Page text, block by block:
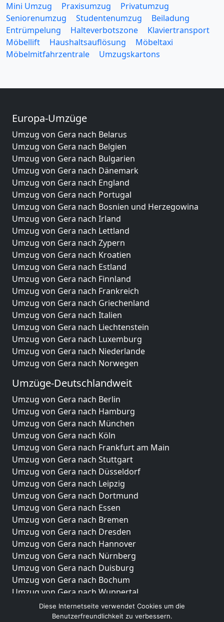
Mini Umzug
Praxisumzug
Privatumzug
Seniorenumzug
Studentenumzug
Beiladung
Entrümpelung
Halteverbotszone
Klaviertransport
Möbellift
Haushaltsauflösung
Möbeltaxi
Möbelmitfahrzentrale
Umzugskartons
Europa-Umzüge
Umzug von Gera nach Belarus
Umzug von Gera nach Belgien
Umzug von Gera nach Bulgarien
Umzug von Gera nach Dänemark
Umzug von Gera nach England
Umzug von Gera nach Portugal
Umzug von Gera nach Bosnien und Herzegowina
Umzug von Gera nach Irland
Umzug von Gera nach Lettland
Umzug von Gera nach Zypern
Umzug von Gera nach Kroatien
Umzug von Gera nach Estland
Umzug von Gera nach Finnland
Umzug von Gera nach Frankreich
Umzug von Gera nach Griechenland
Umzug von Gera nach Italien
Umzug von Gera nach Liechtenstein
Umzug von Gera nach Luxemburg
Umzug von Gera nach Niederlande
Umzug von Gera nach Norwegen
Umzüge-Deutschlandweit
Umzug von Gera nach Berlin
Umzug von Gera nach Hamburg
Umzug von Gera nach München
Umzug von Gera nach Köln
Umzug von Gera nach Frankfurt am Main
Umzug von Gera nach Stuttgart
Umzug von Gera nach Düsseldorf
Umzug von Gera nach Leipzig
Umzug von Gera nach Dortmund
Umzug von Gera nach Essen
Umzug von Gera nach Bremen
Umzug von Gera nach Dresden
Umzug von Gera nach Hannover
Umzug von Gera nach Nürnberg
Umzug von Gera nach Duisburg
Umzug von Gera nach Bochum
Umzug von Gera nach Wuppertal
Umzug von Gera nach Bielefeld
Umzug von Gera nach Bonn
Diese Internetseite verwendet Cookies um die
Benutzerfreundlichkeit zu verbessern.